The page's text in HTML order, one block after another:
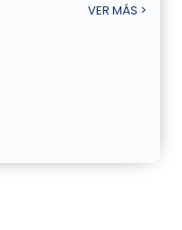
VER MÁS >